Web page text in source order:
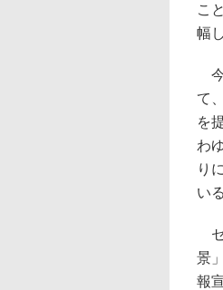
こ
幅
今
て
を
わ
り
い
セ
景
報